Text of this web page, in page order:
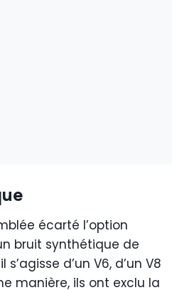
écarté l’option
bruit synthétique de
d’un V6, d’un V8
manière, ils ont exclu la